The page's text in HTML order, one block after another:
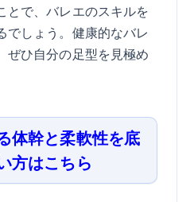
とで、バレエのスキルを
でしょう。健康的なバレ
ぜひ自分の足型を見極め
体幹と柔軟性を底
方はこちら